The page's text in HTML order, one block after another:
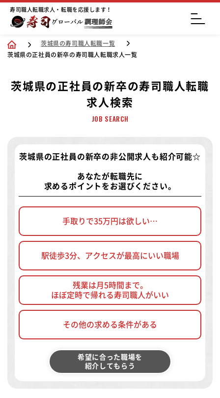
寿司職人転職求人・転職を応援します！
茨城県の寿司職人転職一覧
茨城県の正社員の新卒の寿司職人転職求人一覧
茨城県の正社員の新卒の寿司職人転職
求人検索
JOB SEARCH
茨城県の正社員の新卒の非公開求人 も紹介可能☆
あなたが転職先に
求めるポイントをお選びください。
手取りで35万円は欲しい…
駅徒歩3分、アクセスが最高にいい職場
残業は月5時間まで。
ほぼ定時で帰れる寿司職人がいい
その他の求める条件がある
希望に合った職場を
紹介してもらう